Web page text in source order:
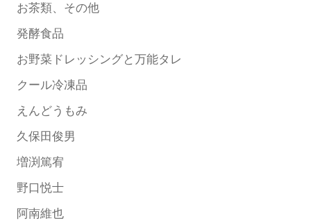
お茶類、その他
発酵食品
お野菜ドレッシングと万能タレ
クール冷凍品
えんどうもみ
久保田俊男
増渕篤宥
野口悦士
阿南維也